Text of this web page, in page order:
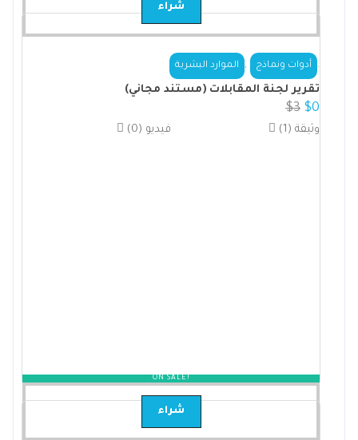
شراء
الموارد البشرية أدوات ونماذج
تقرير لجنة المقابلات (مستند مجاني)
$3 $0
(0) فيديو (1) وثيقة
ON SALE!
شراء